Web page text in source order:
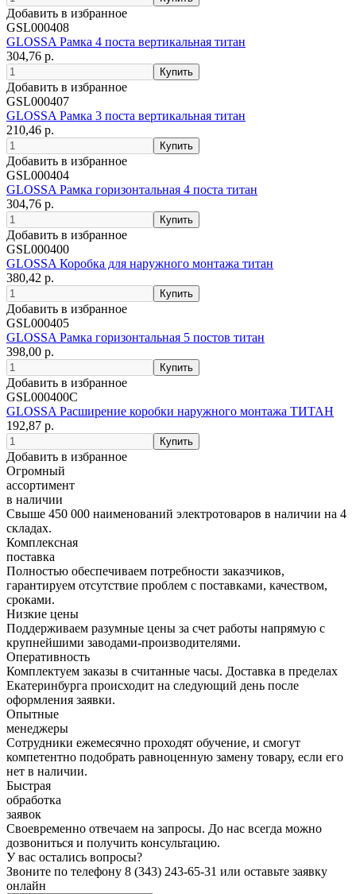
Добавить в избранное
GSL000408
GLOSSA Рамка 4 поста вертикальная титан
304,76 р.
Добавить в избранное
GSL000407
GLOSSA Рамка 3 поста вертикальная титан
210,46 р.
Добавить в избранное
GSL000404
GLOSSA Рамка горизонтальная 4 поста титан
304,76 р.
Добавить в избранное
GSL000400
GLOSSA Коробка для наружного монтажа титан
380,42 р.
Добавить в избранное
GSL000405
GLOSSA Рамка горизонтальная 5 постов титан
398,00 р.
Добавить в избранное
GSL000400C
GLOSSA Расширение коробки наружного монтажа ТИТАН
192,87 р.
Добавить в избранное
Огромный
ассортимент
в наличии
Свыше 450 000 наименований электротоваров в наличии на 4
складах.
Комплексная
поставка
Полностью обеспечиваем потребности заказчиков,
гарантируем отсутствие проблем с поставками, качеством,
сроками.
Низкие цены
Поддерживаем разумные цены за счет работы напрямую с
крупнейшими заводами-производителями.
Оперативность
Комплектуем заказы в считанные часы. Доставка в пределах
Екатеринбурга происходит на следующий день после
оформления заявки.
Опытные
менеджеры
Сотрудники ежемесячно проходят обучение, и смогут
компетентно подобрать равноценную замену товару, если его
нет в наличии.
Быстрая
обработка
заявок
Своевременно отвечаем на запросы. До нас всегда можно
дозвониться и получить консультацию.
У вас остались вопросы?
Звоните по телефону 8 (343) 243-65-31 или оставьте заявку
онлайн